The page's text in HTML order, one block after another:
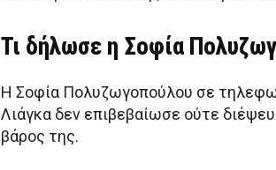
Τι δήλωσε η Σοφία
Η Σοφία Πολυζωγοπούλου σε
Λιάγκα δεν επιβεβαίωσε ούτε
βάρος της.